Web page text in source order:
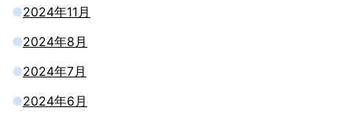
2024年11月
2024年8月
2024年7月
2024年6月